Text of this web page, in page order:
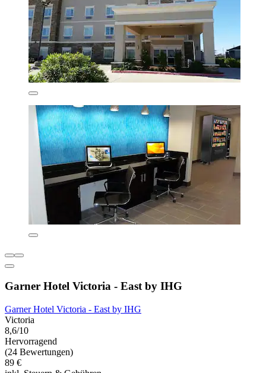
Garner Hotel Victoria - East by IHG
Garner Hotel Victoria - East by IHG
Victoria
8,6/10
Hervorragend
(24 Bewertungen)
89 €